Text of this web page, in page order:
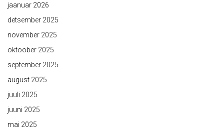
jaanuar 2026
detsember 2025
november 2025
oktoober 2025
september 2025
august 2025
juuli 2025
juuni 2025
mai 2025